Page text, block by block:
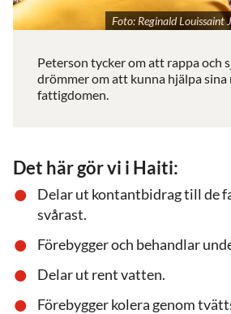
Foto: Reginald Louissaint
Peterson tycker om att rappa och
drömmer om att kunna hjälpa sina
fattigdomen.
Det här gör vi i Haiti:
Delar ut kontantbidrag till de
svårast.
Förebygger och behandlar
Delar ut rent vatten.
Förebygger kolera genom